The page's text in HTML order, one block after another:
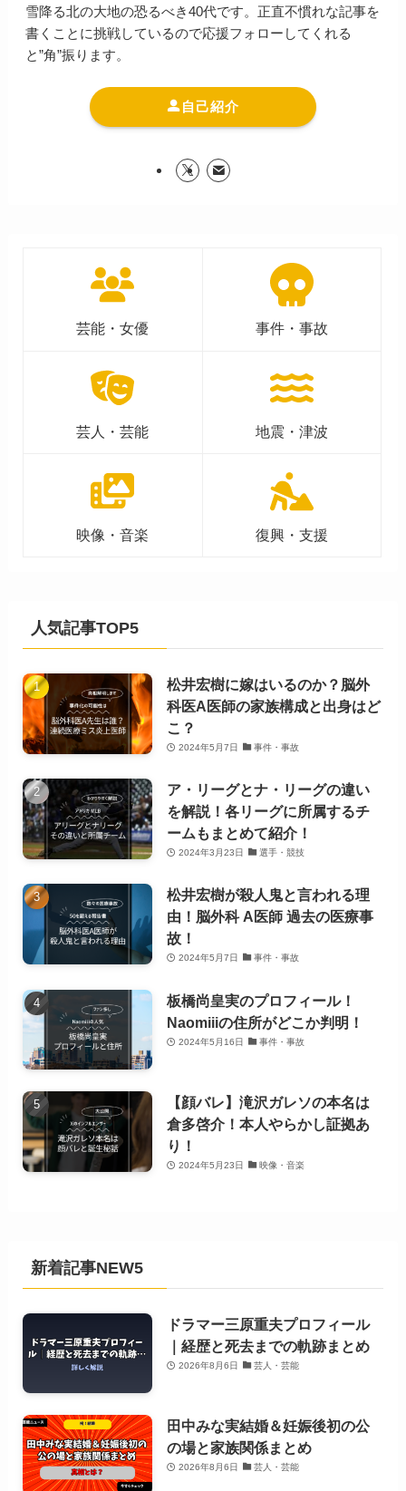
雪降る北の大地の恐るべき40代です。正直不慣れな記事を
書くことに挑戦しているので応援フォローしてくれる
と”角”振ります。
自己紹介
芸能・女優 事件・事故
芸人・芸能 地震・津波
映像・音楽 復興・支援
人気記事TOP5
松井宏樹に嫁はいるのか？脳外
科医A医師の家族構成と出身はど
こ？
2024年5月7日 事件・事故
ア・リーグとナ・リーグの違い
を解説！各リーグに所属するチ
ームもまとめて紹介！
2024年3月23日 選手・競技
松井宏樹が殺人鬼と言われる理
由！脳外科 A医師 過去の医療事
故！
2024年5月7日 事件・事故
板橋尚皇実のプロフィール！
Naomiiiの住所がどこか判明！
2024年5月16日 事件・事故
【顔バレ】滝沢ガレソの本名は
倉多啓介！本人やらかし証拠あ
り！
2024年5月23日 映像・音楽
新着記事NEW5
ドラマー三原重夫プロフィール
｜経歴と死去までの軌跡まとめ
2026年8月6日 芸人・芸能
田中みな実結婚＆妊娠後初の公
の場と家族関係まとめ
2026年8月6日 芸人・芸能